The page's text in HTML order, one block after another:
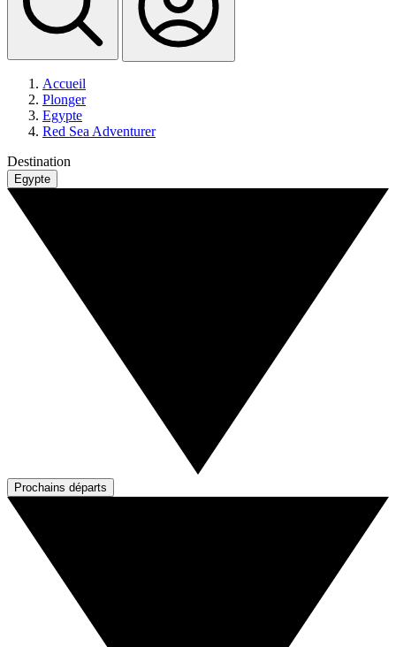
Accueil
Plonger
Egypte
Red Sea Adventurer
Destination
Egypte
Prochains départs